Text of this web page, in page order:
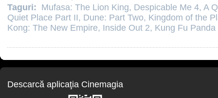
Taguri: Mufasa: The Lion King, Despicable Me 4, A
Quiet Place Part II, Dune: Part Two, Kingdom of the
Kong: The New Empire, Inside Out 2, Kung Fu Panda
Descarcă aplicaţia Cinemagia